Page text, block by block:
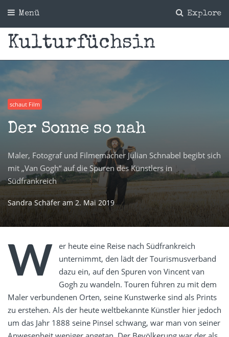
Explore
Menü
Kulturfüchsin
schaut Film
Der Sonne so nah
Maler, Fotograf und Filmemacher Julian Schnabel begibt sich
mit „Van Gogh“ auf die Spuren des Künstlers in
Südfrankreich
Sandra Schäferam 2. Mai 2019
W er heute eine Reise nach Südfrankreich
unternimmt, den lädt der Tourismusverband
dazu ein, auf den Spuren von Vincent van
Gogh zu wandeln. Touren führen zu mit dem
Maler verbundenen Orten, seine Kunstwerke sind als Prints
zu erstehen. Als der heute weltbekannte Künstler hier jedoch
um das Jahr 1888 seine Pinsel schwang, war man von seiner